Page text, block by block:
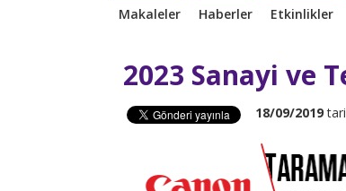
Makaleler Haberler Etkinlikler
2023 Sanayi ve
18/09/2019